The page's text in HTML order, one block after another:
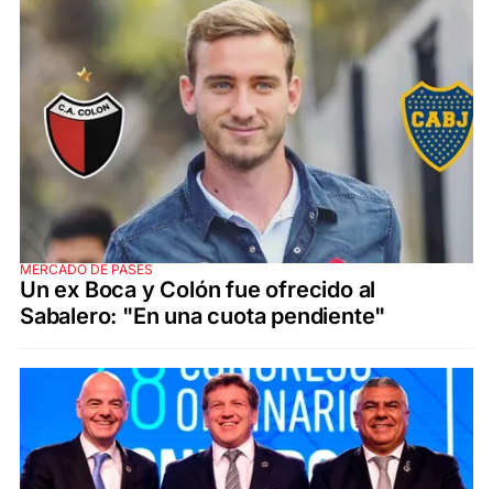
MERCADO DE PASES
Un ex Boca y Colón fue ofrecido al
Sabalero: "En una cuota pendiente"